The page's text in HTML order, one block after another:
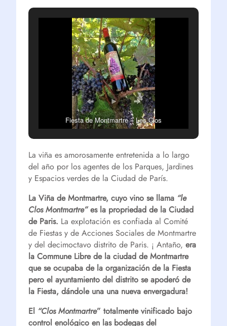
Fiesta de Montmartre – Les Clos
La viña es amorosamente entretenida a lo largo
del año por los agentes de los Parques, Jardines
y Espacios verdes de la Ciudad de París.
La Viña de Montmartre, cuyo vino se llama “le
Clos Montmartre”es la propriedad de la Ciudad
de Paris. La explotación es confiada al Comité
de Fiestas y de Acciones Sociales de Montmartre
y del decimoctavo distrito de Paris. ¡ Antaño, era
la Commune Libre de la ciudad de Montmartre
que se ocupaba de la organización de la Fiesta
pero el ayuntamiento del distrito se apoderó de
la Fiesta, dándole una una nueva envergadura!
El “Clos Montmartre” totalmente vinificado bajo
control enológico en las bodegas del